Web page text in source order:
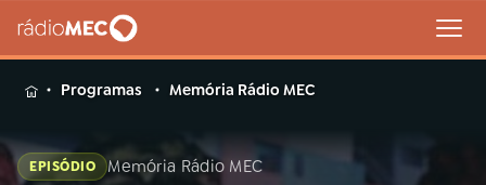
MENUProgramas Memória Rádio MEC
EPISÓDIO Memória Rádio MEC